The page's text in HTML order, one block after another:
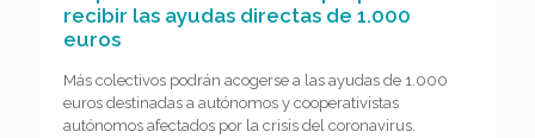
recibir las ayudas directas de 1.000
euros
Más colectivos podrán acogerse a las ayudas de 1.000
euros destinadas a autónomos y cooperativistas
autónomos afectados por la crisis del coronavirus.